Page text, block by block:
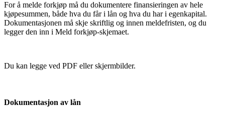
For å melde forkjøp må du dokumentere finansieringen av hele
kjøpesummen, både hva du får i lån og hva du har i egenkapital.
Dokumentasjonen må skje skriftlig og innen meldefristen, og du
legger den inn i Meld forkjøp-skjemaet.
Du kan legge ved PDF eller skjermbilder.
Dokumentasjon av lån